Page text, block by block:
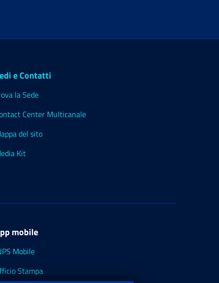
e Contatti
la Sede
Center Multicanale
del sito
Kit
mobile
Mobile
Stampa